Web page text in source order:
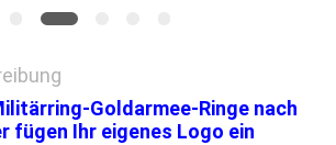
Goldarmee-Ringe nach
fügen Ihr eigenes Logo ein